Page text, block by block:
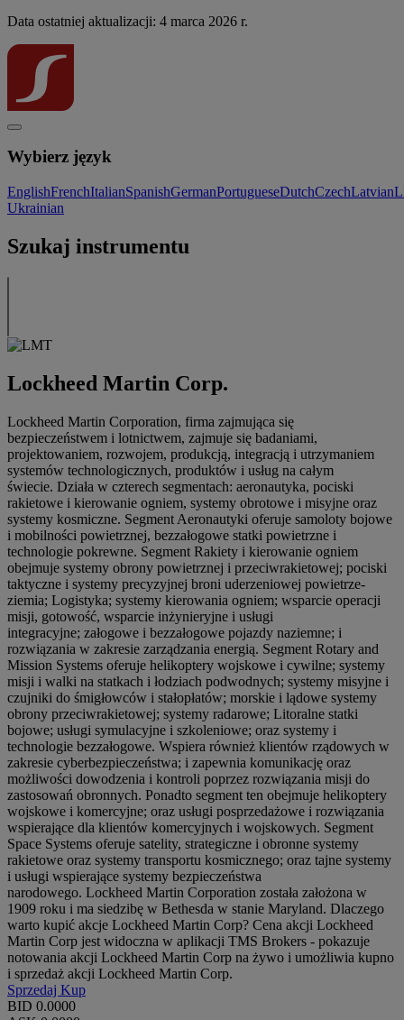
Data ostatniej aktualizacji: 4 marca 2026 r.
Wybierz język
EnglishFrenchItalianSpanishGermanPortugueseDutchCzechLatvian
Ukrainian
Szukaj instrumentu
Lockheed Martin Corp.
Lockheed Martin Corporation, firma zajmująca się
bezpieczeństwem i lotnictwem, zajmuje się badaniami,
projektowaniem, rozwojem, produkcją, integracją i utrzymaniem
systemów technologicznych, produktów i usług na całym
świecie. Działa w czterech segmentach: aeronautyka, pociski
rakietowe i kierowanie ogniem, systemy obrotowe i misyjne oraz
systemy kosmiczne. Segment Aeronautyki oferuje samoloty bojowe
i mobilności powietrznej, bezzałogowe statki powietrzne i
technologie pokrewne. Segment Rakiety i kierowanie ogniem
obejmuje systemy obrony powietrznej i przeciwrakietowej; pociski
taktyczne i systemy precyzyjnej broni uderzeniowej powietrze-
ziemia; Logistyka; systemy kierowania ogniem; wsparcie operacji
misji, gotowość, wsparcie inżynieryjne i usługi
integracyjne; załogowe i bezzałogowe pojazdy naziemne; i
rozwiązania w zakresie zarządzania energią. Segment Rotary and
Mission Systems oferuje helikoptery wojskowe i cywilne; systemy
misji i walki na statkach i łodziach podwodnych; systemy misyjne i
czujniki do śmigłowców i stałopłatów; morskie i lądowe systemy
obrony przeciwrakietowej; systemy radarowe; Litoralne statki
bojowe; usługi symulacyjne i szkoleniowe; oraz systemy i
technologie bezzałogowe. Wspiera również klientów rządowych w
zakresie cyberbezpieczeństwa; i zapewnia komunikację oraz
możliwości dowodzenia i kontroli poprzez rozwiązania misji do
zastosowań obronnych. Ponadto segment ten obejmuje helikoptery
wojskowe i komercyjne; oraz usługi posprzedażowe i rozwiązania
wspierające dla klientów komercyjnych i wojskowych. Segment
Space Systems oferuje satelity, strategiczne i obronne systemy
rakietowe oraz systemy transportu kosmicznego; oraz tajne systemy
i usługi wspierające systemy bezpieczeństwa
narodowego. Lockheed Martin Corporation została założona w
1909 roku i ma siedzibę w Bethesda w stanie Maryland. Dlaczego
warto kupić akcje Lockheed Martin Corp? Cena akcji Lockheed
Martin Corp jest widoczna w aplikacji TMS Brokers - pokazuje
notowania akcji Lockheed Martin Corp na żywo i umożliwia kupno
i sprzedaż akcji Lockheed Martin Corp.
Sprzedaj Kup
BID 0.0000